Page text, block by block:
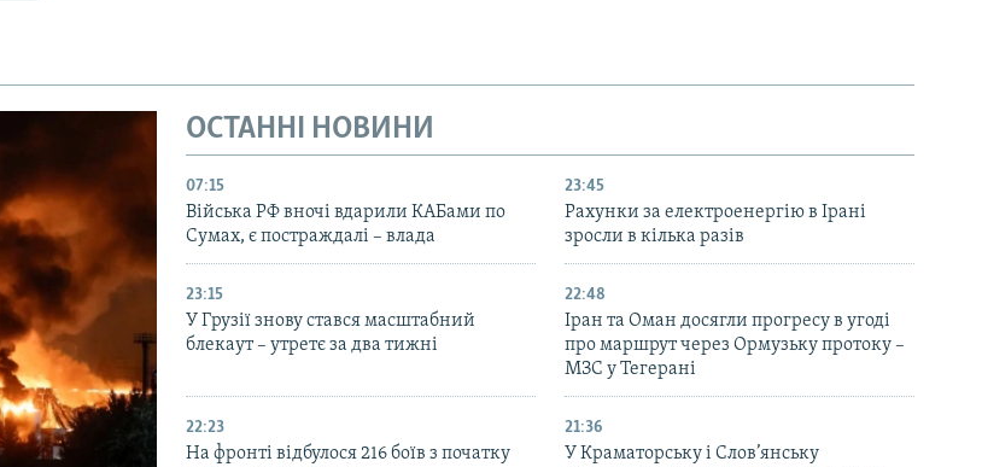
ОСТАННІ НОВИНИ
07:15
Війська РФ вночі вдарили КАБами по
Сумах, є постраждалі – влада
23:45
Рахунки за електроенергію в Ірані
зросли в кілька разів
23:15
У Грузії знову стався масштабний
блекаут – утретє за два тижні
22:48
Іран та Оман досягли прогресу в угоді
про маршрут через Ормузьку протоку –
МЗС у Тегерані
22:23
На фронті відбулося 216 боїв з початку
21:36
У Краматорську і Слов’янську